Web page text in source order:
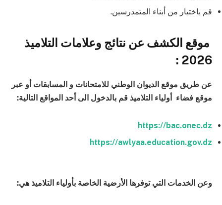
قم باختيار من أبناء المتمدرسين.
موقع الكشف عن نتائج وعلامات التلاميذ
2026 :
عن طريق موقع الديوان الوطني للامتحانات و المسابقات أو عبر
موقع فضاء أولياء التلاميذ قم بالدخول الى أحد المواقع التالية:
https://bac.onec.dz
https://awlyaa.education.gov.dz
وعن الخدمات التي توفرها الأرضية الخاصة بأولياء التلاميذ هي: